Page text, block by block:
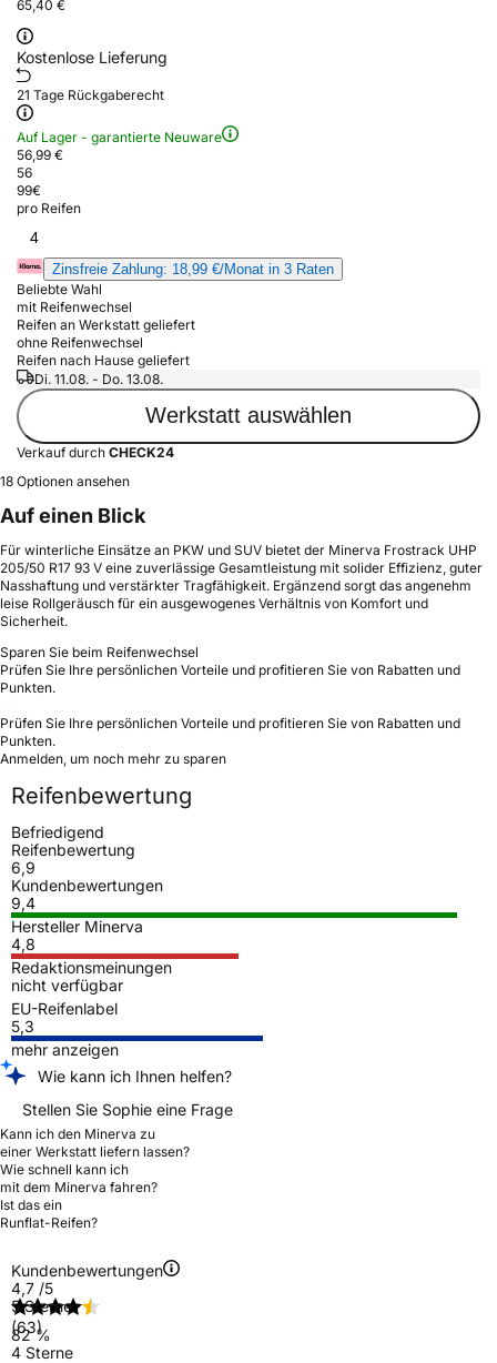
65,40 €
Kostenlose Lieferung
21 Tage Rückgaberecht
Auf Lager - garantierte Neuware
56,99 €
56
99€
pro Reifen
4
Zinsfreie Zahlung: 18,99 €/Monat in 3 Raten
Beliebte Wahl
mit Reifenwechsel
Reifen an Werkstatt geliefert
ohne Reifenwechsel
Reifen nach Hause geliefert
Di. 11.08. - Do. 13.08.
Werkstatt auswählen
Verkauf durch CHECK24
18 Optionen ansehen
Auf einen Blick
Für winterliche Einsätze an PKW und SUV bietet der Minerva Frostrack UHP
205/50 R17 93 V eine zuverlässige Gesamtleistung mit solider Effizienz, guter
Nasshaftung und verstärkter Tragfähigkeit. Ergänzend sorgt das angenehm
leise Rollgeräusch für ein ausgewogenes Verhältnis von Komfort und
Sicherheit.
Sparen Sie beim Reifenwechsel
Prüfen Sie Ihre persönlichen Vorteile und profitieren Sie von Rabatten und
Punkten.
Prüfen Sie Ihre persönlichen Vorteile und profitieren Sie von Rabatten und
Punkten.
Anmelden, um noch mehr zu sparen
Reifenbewertung
Befriedigend
Reifenbewertung
6,9
Kundenbewertungen
9,4
Hersteller Minerva
4,8
Redaktionsmeinungen
nicht verfügbar
EU-Reifenlabel
5,3
mehr anzeigen
Wie kann ich Ihnen helfen?
Stellen Sie Sophie eine Frage
Kann ich den Minerva zu
einer Werkstatt liefern lassen?
Wie schnell kann ich
mit dem Minerva fahren?
Ist das ein
Runflat-Reifen?
Kundenbewertungen
4,7 /5
(63)
5 Sterne
82 %
4 Sterne